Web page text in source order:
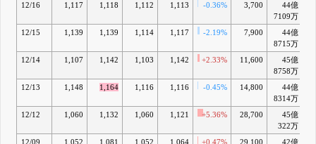
12/16 1,117 1,118 1,112 1,113 -0.36% 3,700
44億
7109万
12/15 1,139 1,139 1,114 1,117 -2.19% 7,900
44億
8715万
12/14 1,107 1,142 1,103 1,142 +2.33% 11,600
45億
8758万
12/13 1,148 1,164 1,116 1,116 -0.45% 14,800
44億
8314万
12/12 1,060 1,132 1,060 1,121 +5.36% 28,700
45億
322万
12/09 1,052 1,081 1,052 1,064 +0.47% 29,100
42億